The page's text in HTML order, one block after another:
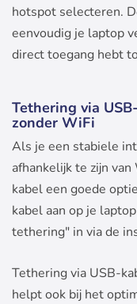
hotspot selecteren.
eenvoudig je laptop
direct toegang hebt
Tethering via
zonder WiFi
Als je een stabiele
afhankelijk te zijn
kabel een goede
kabel aan op je
tethering" in via de
Tethering via USB-
helpt ook bij het